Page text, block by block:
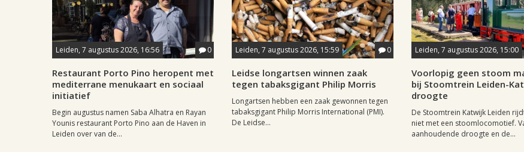
Leiden, 7 augustus 2026, 16:56 0
Restaurant Porto Pino heropent met
mediterrane menukaart en sociaal
initiatief
Begin augustus namen Saba Alhatra en Rayan
Younis restaurant Porto Pino aan de Haven in
Leiden over van de...
Leiden, 7 augustus 2026, 15:59 0
Leidse longartsen winnen zaak
tegen tabaksgigant Philip Morris
Longartsen hebben een zaak gewonnen tegen
tabaksgigant Philip Morris International (PMI).
De Leidse...
Leiden, 7 augustus 2026, 15:00
Voorlopig geen stoom
bij Stoomtrein Leiden-
droogte
De Stoomtrein Katwijk Leiden
niet met een stoomlocomotief.
aanhoudende droogte en de...